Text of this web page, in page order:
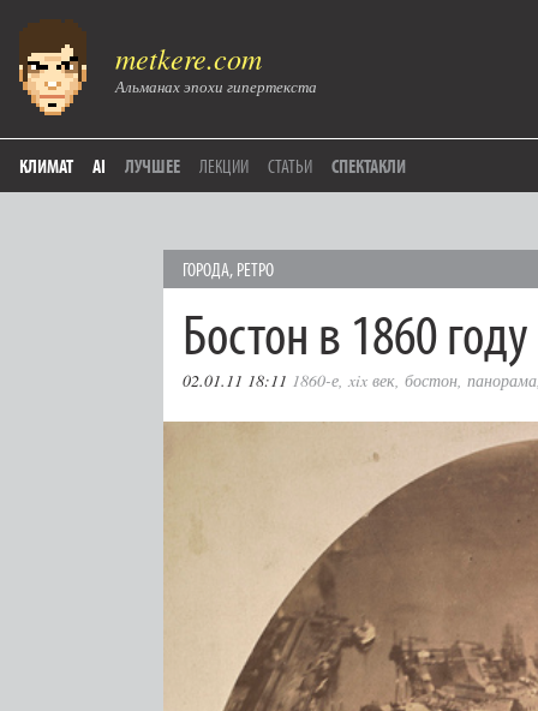
metkere.com
Альманах эпохи гипертекста
КЛИМАТ AI ЛУЧШЕЕ ЛЕКЦИИ СТАТЬИ СПЕКТАКЛИ
ГОРОДА, РЕТРО
Бостон в 1860 году
02.01.11 18:11 1860-е, xix век, бостон, панорама